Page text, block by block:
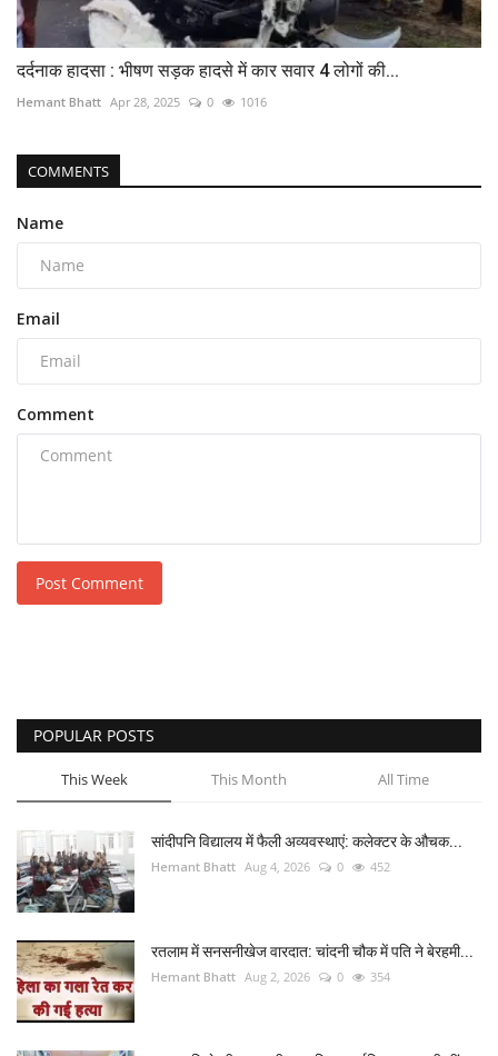
दर्दनाक हादसा : भीषण सड़क हादसे में कार सवार 4 लोगों की...
Hemant Bhatt Apr 28, 2025 0 1016
COMMENTS
Name
Email
Comment
Post Comment
POPULAR POSTS
This Week This Month All Time
सांदीपनि विद्यालय में फैली अव्यवस्थाएं: कलेक्टर के औचक...
Hemant Bhatt Aug 4, 2026 0 452
रतलाम में सनसनीखेज वारदात: चांदनी चौक में पति ने बेरहमी...
Hemant Bhatt Aug 2, 2026 0 354